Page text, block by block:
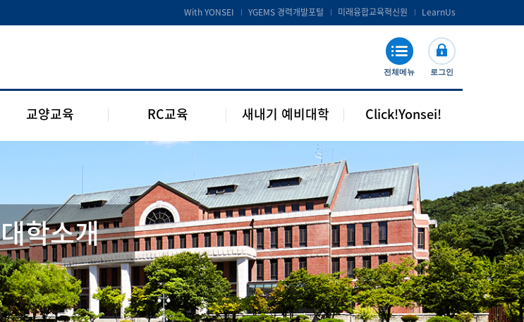
LearnUs
미래융합교육혁신원
YGEMS 경력개발포털
With YONSEI
로그인
전체메뉴
교양교육 RC교육 새내기 예비대학 Click!Yonsei!
RC 교육과정
1학년 RC
공지 및 자료실
연세포탈서비스 및 LearnUs
S-Campus 서비스
학습지원
기타안내
대학소개